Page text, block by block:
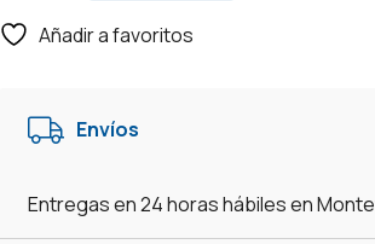
5
Blanco
Añadir a favoritos
Envíos
Entregas en 24 horas hábiles en